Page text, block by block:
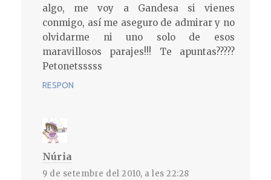
algo, me voy a Gandesa si vienes
conmigo, así me aseguro de admirar y no
olvidarme ni uno solo de esos
maravillosos parajes!!! Te apuntas?????
Petonetsssss
RESPON
Núria
9 de setembre del 2010, a les 22:28